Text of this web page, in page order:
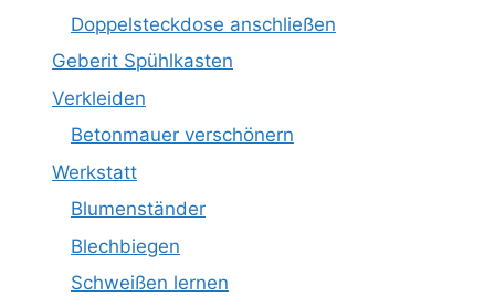
Doppelsteckdose anschließen
Geberit Spühlkasten
Verkleiden
Betonmauer verschönern
Werkstatt
Blumenständer
Blechbiegen
Schweißen lernen